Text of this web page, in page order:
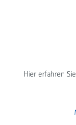
Hier erfahren